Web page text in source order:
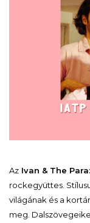
Az Ivan & The
rockegyüttes.
világának és a
meg.